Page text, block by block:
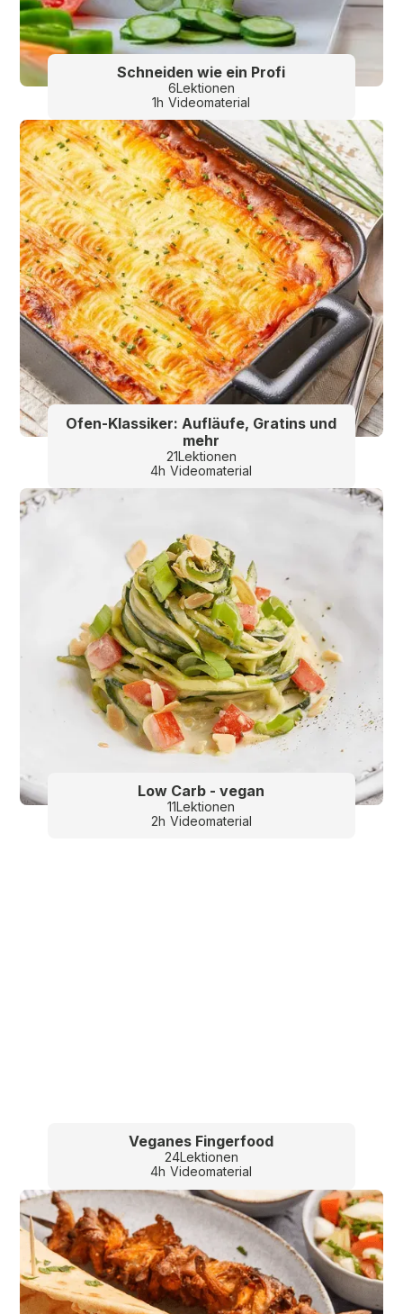
Schneiden wie ein Profi
6Lektionen
1h Videomaterial
Ofen-Klassiker: Aufläufe, Gratins und
mehr
21Lektionen
4h Videomaterial
Low Carb - vegan
11Lektionen
2h Videomaterial
Veganes Fingerfood
24Lektionen
4h Videomaterial